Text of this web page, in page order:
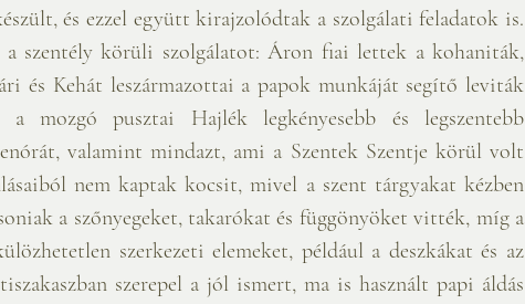
és ezzel együtt kirajzolódtak a szolgálati feladatok is.
a szentély körüli szolgálatot: Áron fiai lettek a kohaniták,
és Kehát leszármazottai a papok munkáját segítő leviták
mozgó pusztai Hajlék legkényesebb és legszentebb
valamint mindazt, ami a Szentek Szentje körül volt
nem kaptak kocsit, mivel a szent tárgyakat kézben
a szőnyegeket, takarókat és függönyöket vitték, míg a
szerkezeti elemeket, például a deszkákat és az
szerepel a jól ismert, ma is használt papi áldás